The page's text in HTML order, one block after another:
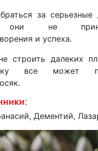
за серьезные
они не
и успеха.
строить далеких
все может
Дементий,